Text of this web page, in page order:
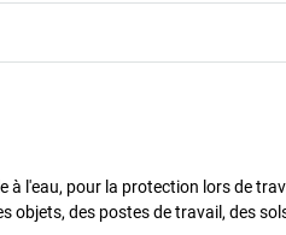
l'eau, pour la protection lors de
objets, des postes de travail, des